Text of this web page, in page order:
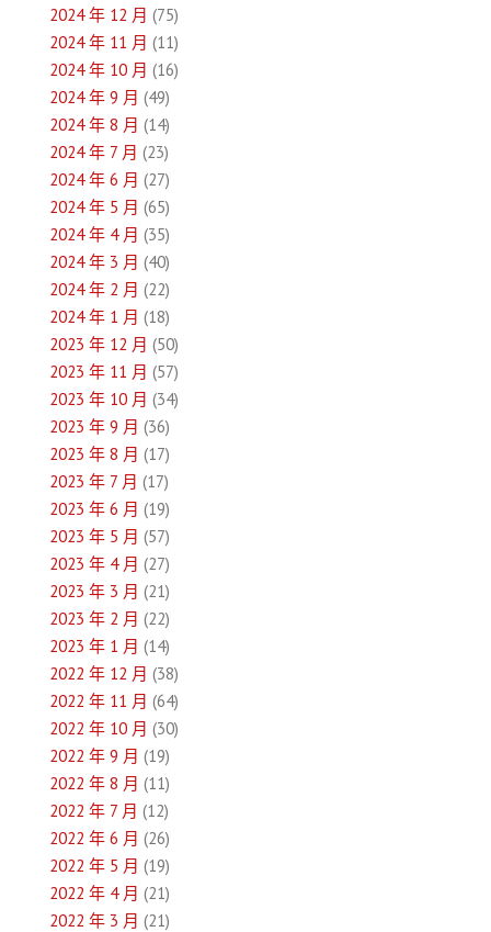
2024 年 12 月 (75)
2024 年 11 月 (11)
2024 年 10 月 (16)
2024 年 9 月 (49)
2024 年 8 月 (14)
2024 年 7 月 (23)
2024 年 6 月 (27)
2024 年 5 月 (65)
2024 年 4 月 (35)
2024 年 3 月 (40)
2024 年 2 月 (22)
2024 年 1 月 (18)
2023 年 12 月 (50)
2023 年 11 月 (57)
2023 年 10 月 (34)
2023 年 9 月 (36)
2023 年 8 月 (17)
2023 年 7 月 (17)
2023 年 6 月 (19)
2023 年 5 月 (57)
2023 年 4 月 (27)
2023 年 3 月 (21)
2023 年 2 月 (22)
2023 年 1 月 (14)
2022 年 12 月 (38)
2022 年 11 月 (64)
2022 年 10 月 (30)
2022 年 9 月 (19)
2022 年 8 月 (11)
2022 年 7 月 (12)
2022 年 6 月 (26)
2022 年 5 月 (19)
2022 年 4 月 (21)
2022 年 3 月 (21)